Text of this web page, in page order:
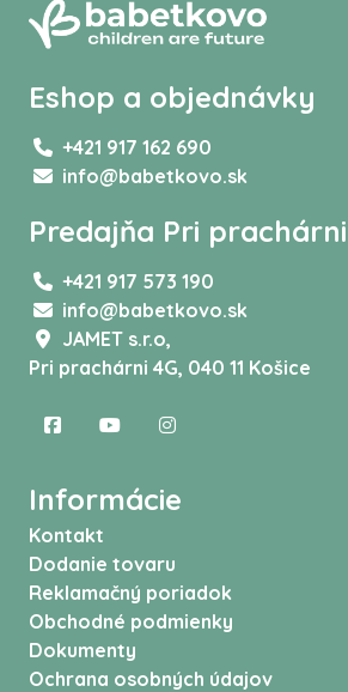
Eshop a objednávky
+421 917 162 690
info@babetkovo.sk
Predajňa Pri
+421 917 573 190
info@babetkovo.sk
JAMET s.r.o,
Pri prachárni 4G, 040 11 Košice
Informácie
Kontakt
Dodanie tovaru
Reklamačný poriadok
Obchodné podmienky
Dokumenty
Ochrana osobných údajov